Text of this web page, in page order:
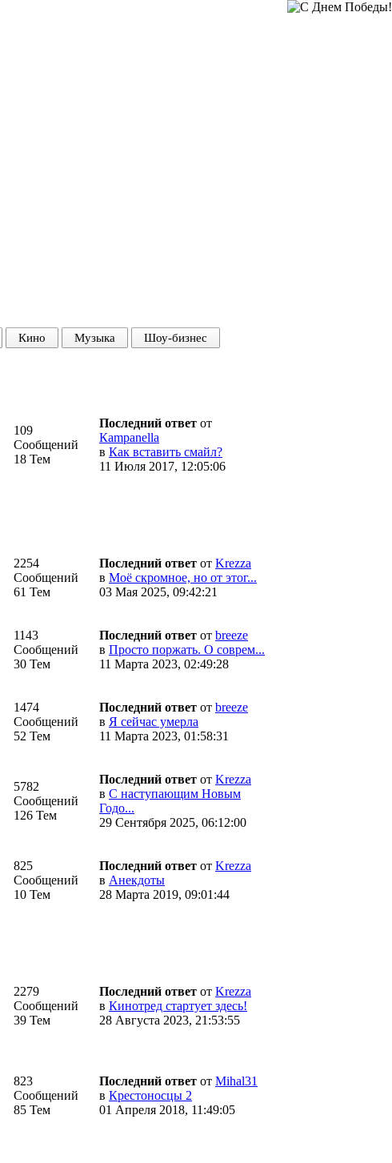
Кино Музыка Шоу-бизнес
109
Сообщений
18 Тем
Последний ответ от
Кampanella
в Как вставить смайл?
11 Июля 2017, 12:05:06
2254
Сообщений
61 Тем
Последний ответ от Krezza
в Моё скромное, но от этог...
03 Мая 2025, 09:42:21
1143
Сообщений
30 Тем
Последний ответ от breeze
в Просто поржать. О соврем...
11 Марта 2023, 02:49:28
1474
Сообщений
52 Тем
Последний ответ от breeze
в Я сейчас умерла
11 Марта 2023, 01:58:31
5782
Сообщений
126 Тем
Последний ответ от Krezza
в С наступающим Новым
Годо...
29 Сентября 2025, 06:12:00
825
Сообщений
10 Тем
Последний ответ от Krezza
в Анекдоты
28 Марта 2019, 09:01:44
2279
Сообщений
39 Тем
Последний ответ от Krezza
в Кинотред стартует здесь!
28 Августа 2023, 21:53:55
823
Сообщений
85 Тем
Последний ответ от Mihal31
в Крестоносцы 2
01 Апреля 2018, 11:49:05